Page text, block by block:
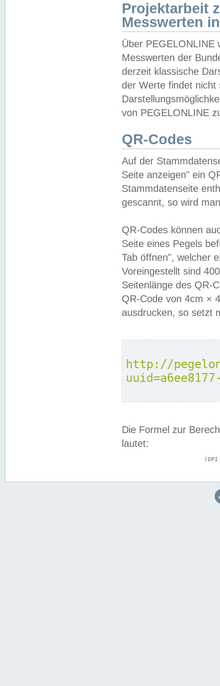
Projektarbeit
Messwerten
Über PEGELONLINE
Messwerten der
derzeit klassische
der Werte findet
von PEGELONLINE
QR-Codes
Auf der
Seite anzeigen" ein
Stammdatenseite
gescannt, so wird
QR-Codes können
Seite eines Pegels
Tab öffnen", welcher
Voreingestellt sind
Seitenlänge des QR-
QR-Code von 4cm ×
ausdrucken, so setzt
http://
Die Formel zur
lautet: